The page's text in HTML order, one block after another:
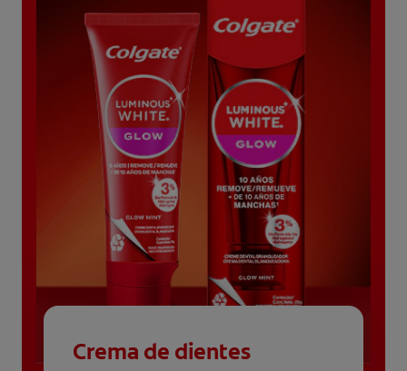
Crema de dientes